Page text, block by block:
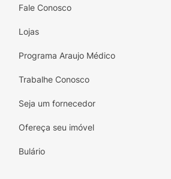
Fale Conosco
Lojas
Programa Araujo Médico
Trabalhe Conosco
Seja um fornecedor
Ofereça seu imóvel
Bulário